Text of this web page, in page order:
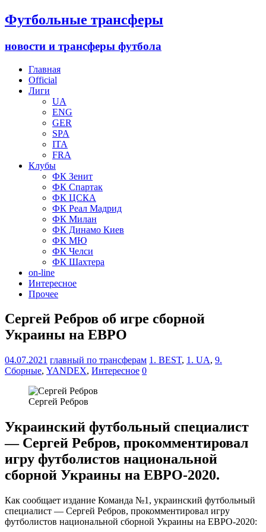
Футбольные трансферы
новости и трансферы футбола
Главная
Official
Лиги
UA
ENG
GER
SPA
ITA
FRA
Клубы
ФК Зенит
ФК Спартак
ФК ЦСКА
ФК Реал Мадрид
ФК Милан
ФК Динамо Киев
ФК МЮ
ФК Челси
ФК Шахтера
on-line
Интересное
Прочее
Сергей Ребров об игре сборной
Украины на ЕВРО
04.07.2021 главный по трансферам 1. BEST, 1. UA, 9.
Сборные, YANDEX, Интересное 0
Сергей Ребров
Украинский футбольный специалист
— Сергей Ребров, прокомментировал
игру футболистов национальной
сборной Украины на ЕВРО-2020.
Как сообщает издание Команда №1, украинский футбольный
специалист — Сергей Ребров, прокомментировал игру
футболистов национальной сборной Украины на ЕВРО-2020: